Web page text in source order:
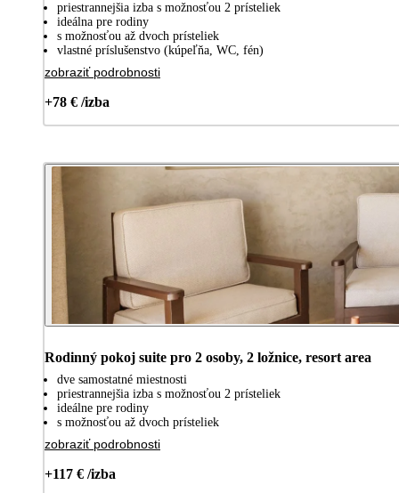
priestrannejšia izba s možnosťou 2 prísteliek
ideálna pre rodiny
s možnosťou až dvoch prísteliek
vlastné príslušenstvo (kúpeľňa, WC, fén)
zobraziť podrobnosti
+78 € /izba
Rodinný pokoj suite pro 2 osoby, 2 ložnice, resort area
dve samostatné miestnosti
priestrannejšia izba s možnosťou 2 prísteliek
ideálne pre rodiny
s možnosťou až dvoch prísteliek
zobraziť podrobnosti
+117 € /izba